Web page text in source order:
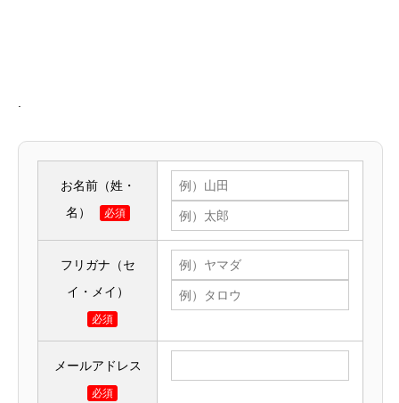
お名前（姓・
名）
必須
フリガナ（セ
イ・メイ）
必須
メールアドレス
必須